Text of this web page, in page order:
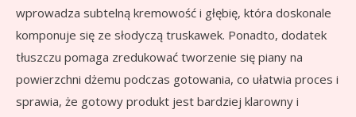
wprowadza subtelną kremowość i głębię, która doskonale
komponuje się ze słodyczą truskawek. Ponadto, dodatek
tłuszczu pomaga zredukować tworzenie się piany na
powierzchni dżemu podczas gotowania, co ułatwia proces i
sprawia, że gotowy produkt jest bardziej klarowny i